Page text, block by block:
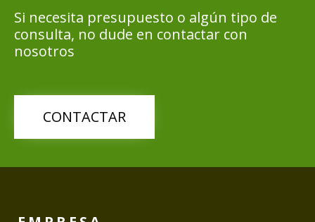
Si necesita presupuesto o algún tipo de
consulta, no dude en contactar con
nosotros
CONTACTAR